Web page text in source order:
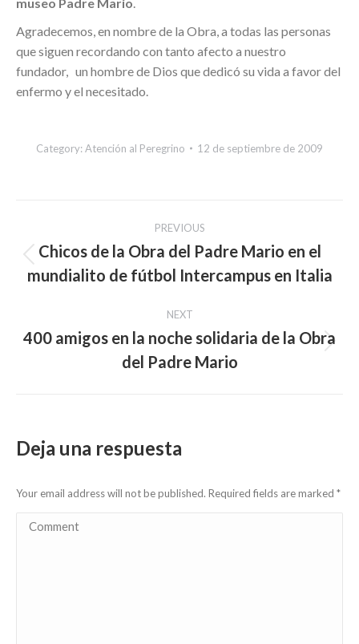
Agradecemos, en nombre de la Obra, a todas las personas
que siguen recordando con tanto afecto a nuestro
fundador, un hombre de Dios que dedicó su vida a favor del
enfermo y el necesitado.
Category:Atención al Peregrino 12 de septiembre de 2009
navigation
PREVIOUS
Previous
post:
Chicos de la Obra del Padre Mario en el
mundialito de fútbol Intercampus en Italia
NEXT
Next
post:
400 amigos en la noche solidaria de la Obra
del Padre Mario
Deja una respuesta
Your email address will not be published. Required fields are marked *
Comment